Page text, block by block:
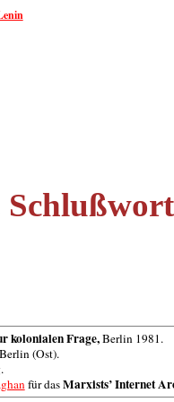
kolonialen Frage,Berlin 1981.
(Ost).
für dasMarxists’ Internet